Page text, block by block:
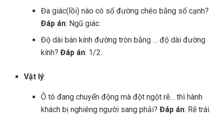
Đa giác(lồi) nào có số đường chéo bằng số cạnh?
Đáp án: Ngũ giác.
Độ dài bán kính đường tròn bằng … độ dài đường
kính? Đáp án: 1/2.
Vật lý:
Ô tô đang chuyển động mà đột ngột rẽ… thì hành
khách bị nghiêng người sang phải? Đáp án: Rẽ trái.